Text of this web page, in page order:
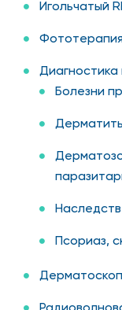
Игольчатый
Диагностика
Болезни
Псориаз,